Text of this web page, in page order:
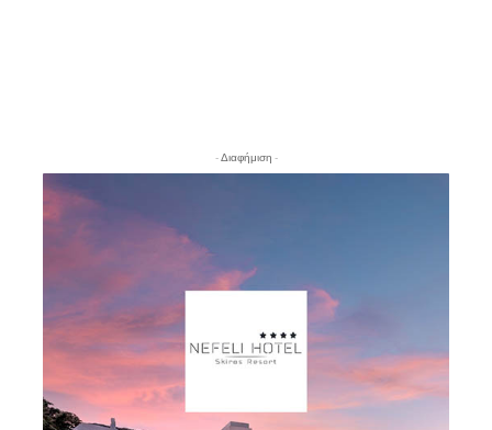
- Διαφήμιση -